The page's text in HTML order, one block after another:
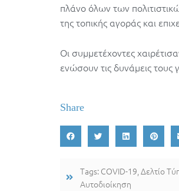
πλάνο όλων των
της τοπικής αγοράς και
Οι συμμετέχοντες
ενώσουν τις δυνάμεις
Share
Tags: COVID-19,Δελτίο
Αυτοδιοίκηση